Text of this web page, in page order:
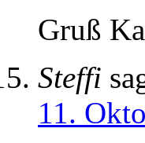
Gruß
Steffi
11.